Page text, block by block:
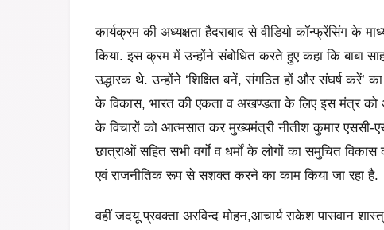
कार्यक्रम की अध्यक्षता हैदराबाद से वीडियो कॉन्फ्रेंसिंग
किया. इस क्रम में उन्होंने संबोधित करते हुए कहा कि बाबा
उद्धारक थे. उन्होंने ‘शिक्षित बनें, संगठित हों और संघर्ष करें’
के विकास, भारत की एकता व अखण्डता के लिए इस मंत्र को
के विचारों को आत्मसात कर मुख्यमंत्री नीतीश कुमार एससी-
छात्राओं सहित सभी वर्गों व धर्मों के लोगों का समुचित
एवं राजनीतिक रूप से सशक्त करने का काम किया जा रहा है.
वहीं जदयू प्रवक्ता अरविन्द मोहन,आचार्य राकेश पासवान